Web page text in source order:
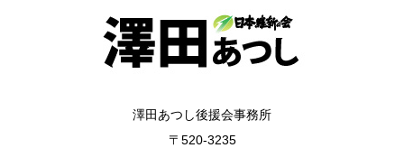
澤田あつし後援会事務所
〒520-3235